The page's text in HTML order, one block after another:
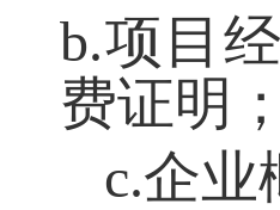
b.项目
费证明；
c.企业